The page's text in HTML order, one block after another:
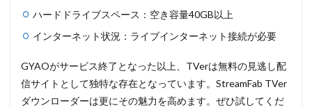
ハードドライブスペース：空き容量40GB以上
インターネット状況：ライブインターネット接続が必要
GYAOがサービス終了となった以上、TVerは無料の見逃し配
信サイトとして独特な存在となっています。StreamFab TVer
ダウンローダーは更にその魅力を高めます。ぜひ試してくだ